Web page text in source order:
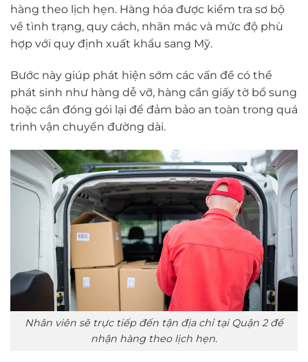
hàng theo lịch hẹn. Hàng hóa được kiểm tra sơ bộ
về tình trạng, quy cách, nhãn mác và mức độ phù
hợp với quy định xuất khẩu sang Mỹ.
Bước này giúp phát hiện sớm các vấn đề có thể
phát sinh như hàng dễ vỡ, hàng cần giấy tờ bổ sung
hoặc cần đóng gói lại để đảm bảo an toàn trong quá
trình vận chuyển đường dài.
Nhân viên sẽ trực tiếp đến tận địa chỉ tại Quận 2 để
nhận hàng theo lịch hẹn.